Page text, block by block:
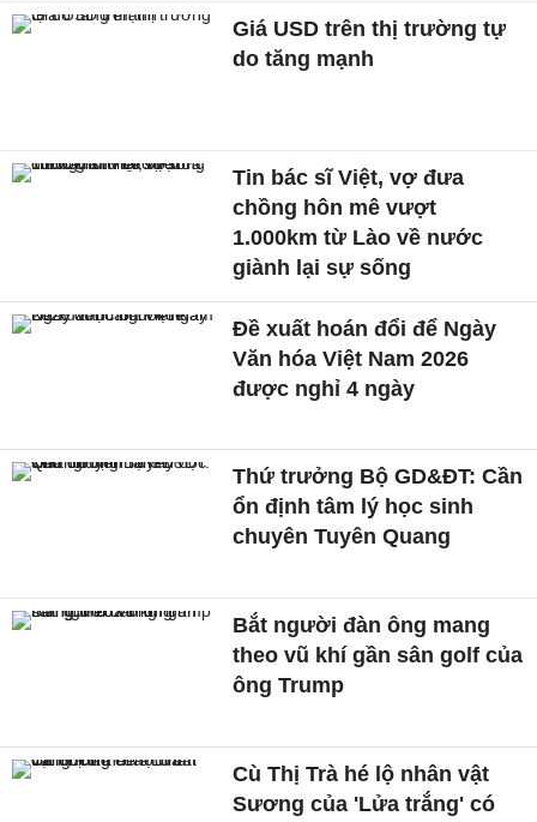
Giá USD trên thị trường tự
do tăng mạnh
Tin bác sĩ Việt, vợ đưa
chồng hôn mê vượt
1.000km từ Lào về nước
giành lại sự sống
Đề xuất hoán đổi để Ngày
Văn hóa Việt Nam 2026
được nghỉ 4 ngày
Thứ trưởng Bộ GD&ĐT: Cần
ổn định tâm lý học sinh
chuyên Tuyên Quang
Bắt người đàn ông mang
theo vũ khí gần sân golf của
ông Trump
Cù Thị Trà hé lộ nhân vật
Sương của 'Lửa trắng' có